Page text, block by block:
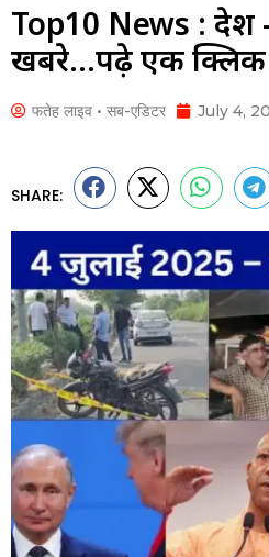
Top10 News : देश –
खबरे…पढ़े एक
फतेह लाइव • सब-एडिटर July 4,
SHARE: